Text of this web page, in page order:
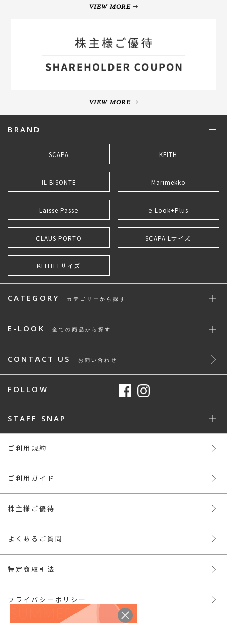
VIEW MORE
VIEW MORE
BRAND
SCAPA KEITH
IL BISONTE Marimekko
Laisse Passe e-Look+Plus
CLAUS PORTO SCAPA Lサイズ
KEITH Lサイズ
CATEGORY カテゴリーから探す
E-LOOK 全ての商品から探す
CONTACT US お問い合わせ
FOLLOW
STAFF SNAP
ご利用規約
ご利用ガイド
株主様ご優待
よくあるご質問
特定商取引法
プライバシーポリシー